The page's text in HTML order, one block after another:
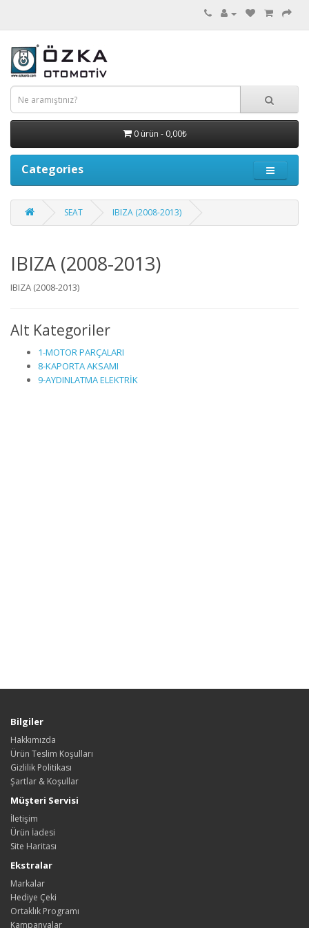
0 ürün - 0,00₺
Categories
SEAT IBIZA (2008-2013)
IBIZA (2008-2013)
IBIZA (2008-2013)
Alt Kategoriler
1-MOTOR PARÇALARI
8-KAPORTA AKSAMI
9-AYDINLATMA ELEKTRİK
Bilgiler
Hakkımızda
Ürün Teslim Koşulları
Gizlilik Politikası
Şartlar & Koşullar
Müşteri Servisi
İletişim
Ürün İadesi
Site Haritası
Ekstralar
Markalar
Hediye Çeki
Ortaklık Programı
Kampanyalar